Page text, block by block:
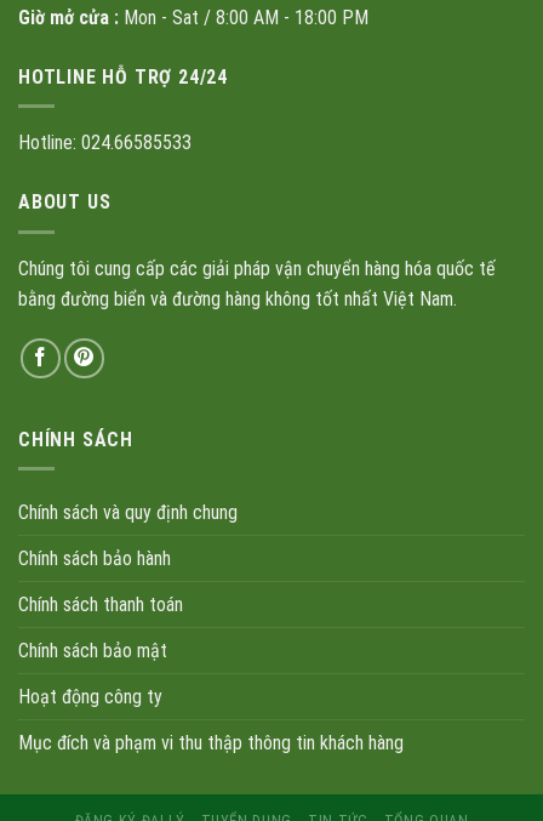
Giờ mở cửa : Mon - Sat / 8:00 AM - 18:00 PM
HOTLINE HỖ TRỢ 24/24
Hotline: 024.66585533
ABOUT US
Chúng tôi cung cấp các giải pháp vận chuyển hàng hóa quốc tế
bằng đường biển và đường hàng không tốt nhất Việt Nam.
CHÍNH SÁCH
Chính sách và quy định chung
Chính sách bảo hành
Chính sách thanh toán
Chính sách bảo mật
Hoạt động công ty
Mục đích và phạm vi thu thập thông tin khách hàng